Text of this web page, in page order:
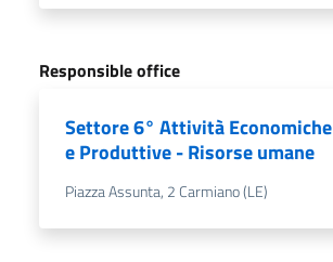
Responsible office
Settore 6° Attività Economiche
e Produttive - Risorse umane
Piazza Assunta, 2 Carmiano (LE)